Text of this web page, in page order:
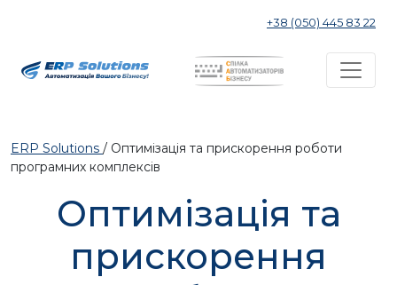
+38 (050) 445 83 22
ERP Solutions / Оптимізація та прискорення роботи
програмних комплексів
Оптимізація та
прискорення